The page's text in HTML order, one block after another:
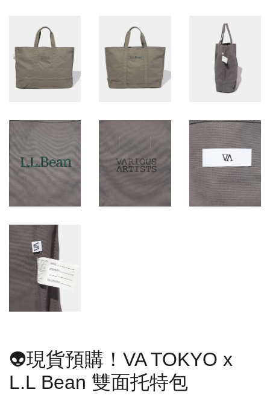
👽現貨預購！VA TOKYO x
L.L Bean 雙面托特包